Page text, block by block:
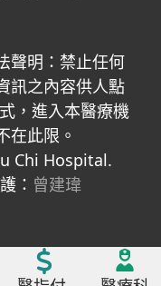
聲明：禁止任何
訊之內容供人點
，進入本醫療機
在此限。
Chi Hospital.
： 曾建瑋